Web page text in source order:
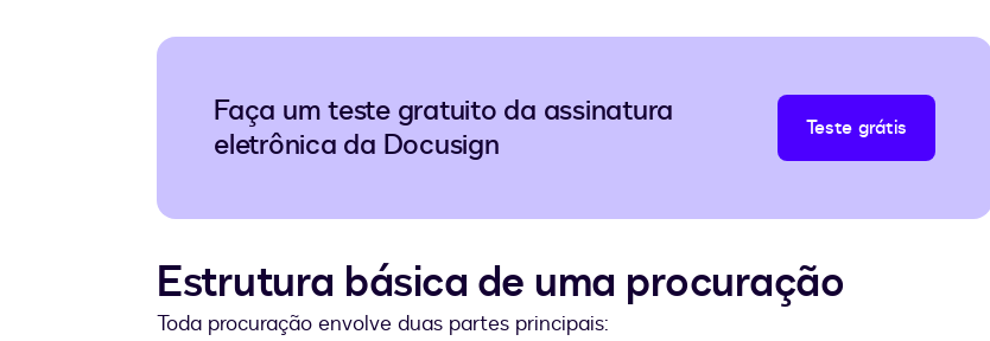
Faça um teste gratuito da assinatura
eletrônica da Docusign
Teste grátis
Estrutura básica de uma procuração
Toda procuração envolve duas partes principais: